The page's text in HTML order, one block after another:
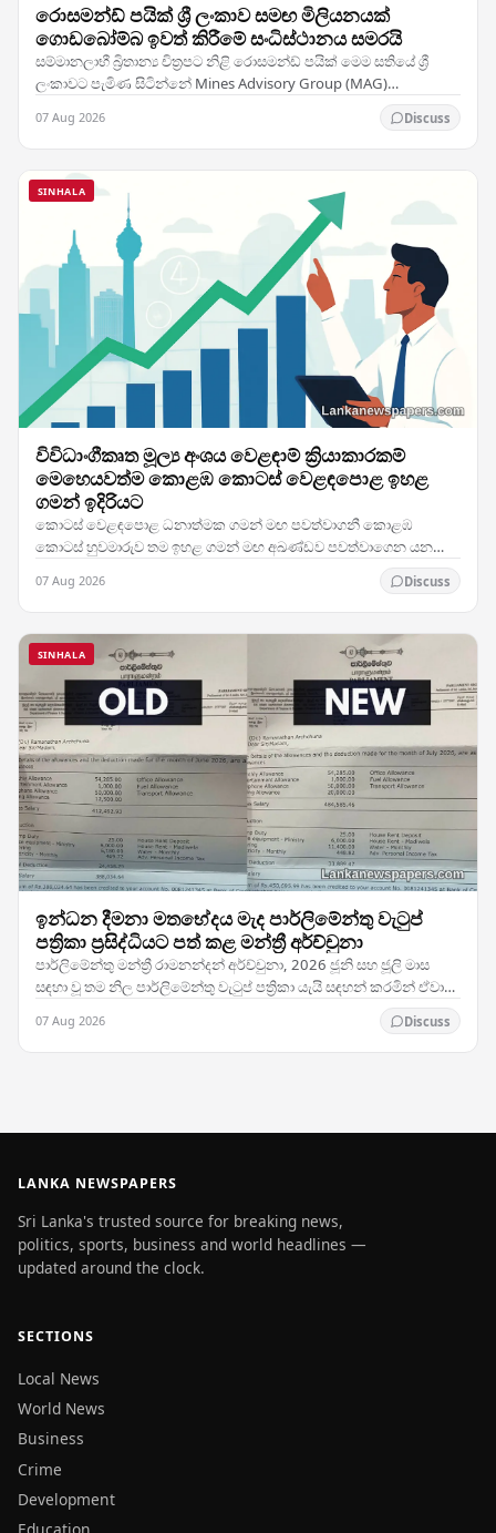
රොසමන්ඩ් පයික් ශ්‍රී ලංකාව සමඟ මිලියනයක්
ගොඩබෝම්බ ඉවත් කිරීමේ සංධිස්ථානය සමරයි
සම්මානලාභී බ්‍රිතාන්‍ය චිත්‍රපට නිළි රොසමන්ඩ් පයික් මෙම සතියේ ශ්‍රී
ලංකාවට පැමිණ සිටින්නේ Mines Advisory Group (MAG)
07 Aug 2026 Discuss
SINHALA
විවිධාංගීකෘත මූල්‍ය අංශය වෙළඳාම් ක්‍රියාකාරකම්
මෙහෙයවත්ම කොළඹ කොටස් වෙළඳපොළ ඉහළ
ගමන් ඉදිරියට
කොටස් වෙළඳපොළ ධනාත්මක ගමන් මඟ පවත්වාගනී කොළඹ
කොටස් හුවමාරුව තම ඉහළ ගමන් මඟ අඛණ්ඩව පවත්වාගෙන යන
අතර, නවතම වෙළඳාම් සැසිය තුළ සමස්ත පිරිවැටුම මෙහෙයවන
ප්‍රධාන…
07 Aug 2026 Discuss
SINHALA
ඉන්ධන දීමනා මතභේදය මැද පාර්ලිමේන්තු වැටුප්
පත්‍රිකා ප්‍රසිද්ධියට පත් කළ මන්ත්‍රී අර්ච්චුනා
පාර්ලිමේන්තු මන්ත්‍රී රාමනන්දන් අර්ච්චුනා, 2026 ජූනි සහ ජූලි මාස
සඳහා වූ තම නිල පාර්ලිමේන්තු වැටුප් පත්‍රිකා යැයි සඳහන් කරමින් ඒවා
07 Aug 2026 Discuss
LANKA NEWSPAPERS
Sri Lanka's trusted source for breaking news,
politics, sports, business and world headlines —
updated around the clock.
SECTIONS
Local News
World News
Business
Crime
Development